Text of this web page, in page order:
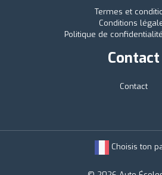
Termes et
Conditions
Politique de
Contact
Contact
Choisis ton